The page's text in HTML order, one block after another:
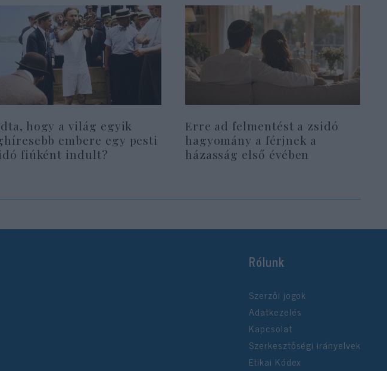
hogy a világ egyik
embere egy pesti
fiúként indult?
Erre ad felmentést a zsidó
hagyomány a férjnek a
házasság első évében
Rólunk
Szerzői jogok
Adatkezelés
Kapcsolat
Szerkesztőségi irányelvek
Etikai Kódex